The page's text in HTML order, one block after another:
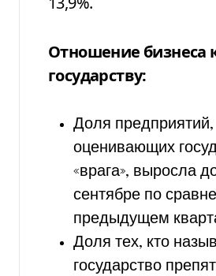
Отношение бизнеса
государству:
Доля предприятий,
оценивающих
«врага», выросла
сентябре по
предыдущем
Доля тех, кто
государство